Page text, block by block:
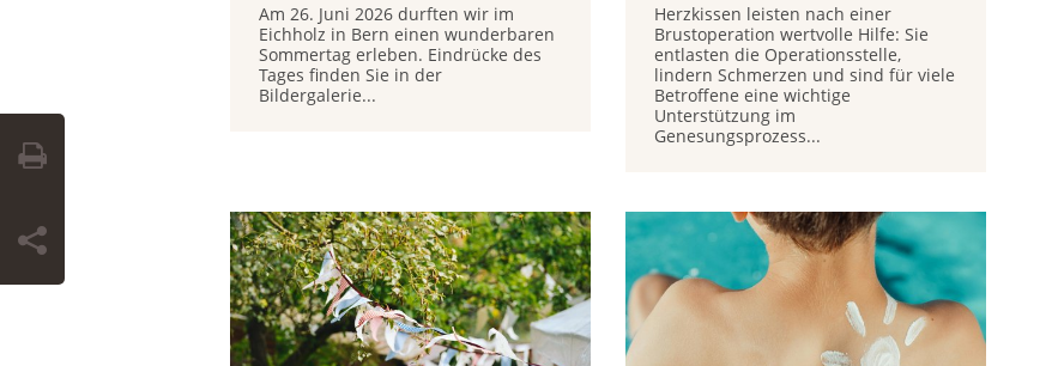
Am 26. Juni 2026 durften wir im
Eichholz in Bern einen wunderbaren
Sommertag erleben. Eindrücke des
Tages finden Sie in der
Bildergalerie...
Herzkissen leisten nach einer
Brustoperation wertvolle Hilfe: Sie
entlasten die Operationsstelle,
lindern Schmerzen und sind für viele
Betroffene eine wichtige
Unterstützung im
Genesungsprozess...